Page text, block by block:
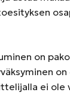
on
ei ole